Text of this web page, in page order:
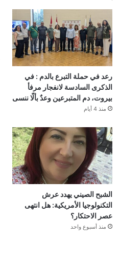
رعد في حملة التبرع بالدم : في
الذكرى السادسة لانفجار مرفأ
بيروت، دم المتبرعين وعدٌ بألّا ننسى
منذ 4 أيام
الشبح الصيني يهدد عرش
التكنولوجيا الأمريكية: هل انتهى
عصر الاحتكار؟
منذ أسبوع واحد